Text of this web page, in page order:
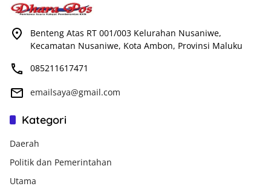
Benteng Atas RT 001/003 Kelurahan Nusaniwe,
Kecamatan Nusaniwe, Kota Ambon, Provinsi Maluku
085211617471
emailsaya@gmail.com
Kategori
Daerah
Politik dan Pemerintahan
Utama